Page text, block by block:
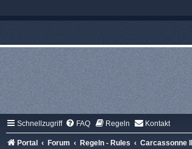
Schnellzugriff FAQ Regeln Kontakt
Portal Forum Regeln - Rules Carcassonne II